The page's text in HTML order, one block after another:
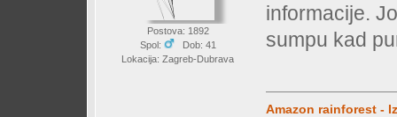
Postova: 1892
Spol:
Dob: 41
Lokacija: Zagreb-Dubrava
informacije.
sumpu kad
Amazon rainforest -